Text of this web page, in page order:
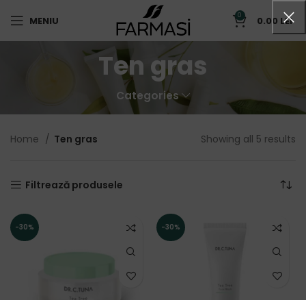
MENIU 0 0.00 LEI
Ten gras
Categories
Home Ten gras Showing all 5 results
Filtrează produsele
-30% -30%